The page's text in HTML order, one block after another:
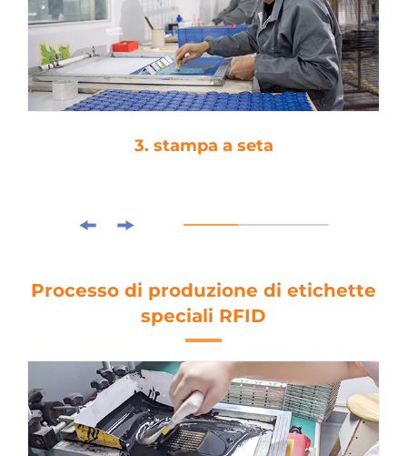
3. stampa a seta
Processo di produzione di etichette
speciali RFID